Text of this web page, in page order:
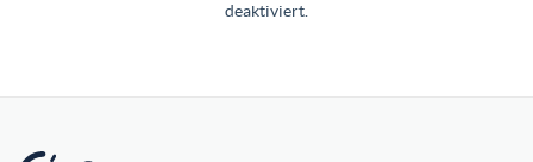
deaktiviert.